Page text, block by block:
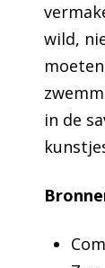
wild,
in de